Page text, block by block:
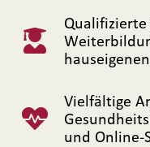
Vielfältige
und Online-